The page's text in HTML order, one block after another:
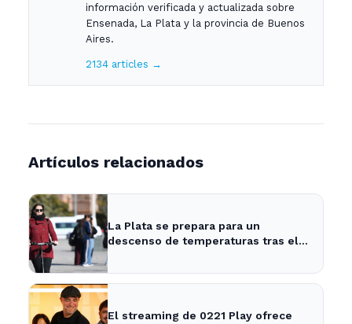
información verificada y actualizada sobre
Ensenada, La Plata y la provincia de Buenos
Aires.
2134 articles →
Artículos relacionados
La Plata se prepara para un
descenso de temperaturas tras el
El streaming de 0221 Play ofrece